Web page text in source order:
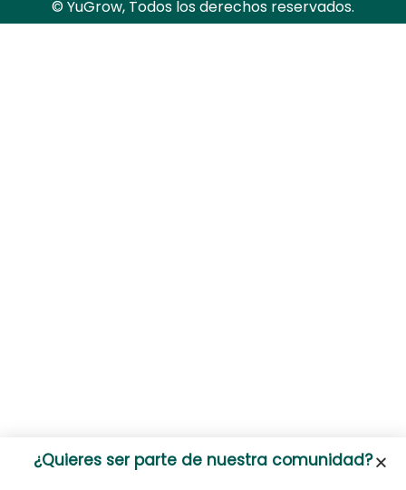
© YuGrow, Todos los derechos reservados.
¿Quieres ser parte de nuestra comunidad?